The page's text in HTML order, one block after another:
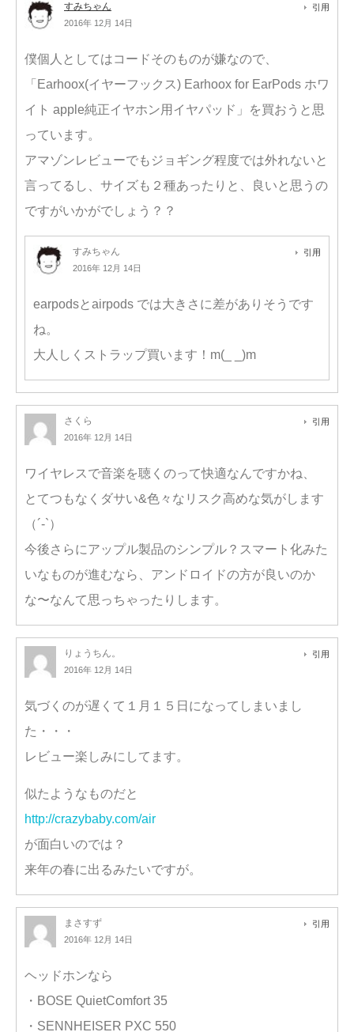
すみちゃん
2016年 12月 14日
引用
僕個人としてはコードそのものが嫌なので、
「Earhoox(イヤーフックス) Earhoox for EarPods ホワ
イト apple純正イヤホン用イヤパッド」を買おうと思
っています。
アマゾンレビューでもジョギング程度では外れないと
言ってるし、サイズも２種あったりと、良いと思うの
ですがいかがでしょう？？
すみちゃん
2016年 12月 14日
引用
earpodsとairpods では大きさに差がありそうです
ね。
大人しくストラップ買います！m(_ _)m
さくら
2016年 12月 14日
引用
ワイヤレスで音楽を聴くのって快適なんですかね、
とてつもなくダサい&色々なリスク高めな気がします
（´-`）
今後さらにアップル製品のシンプル？スマート化みた
いなものが進むなら、アンドロイドの方が良いのか
な〜なんて思っちゃったりします。
りょうちん。
2016年 12月 14日
引用
気づくのが遅くて１月１５日になってしまいまし
た・・・
レビュー楽しみにしてます。
似たようなものだと
http://crazybaby.com/air
が面白いのでは？
来年の春に出るみたいですが。
まさすず
2016年 12月 14日
引用
ヘッドホンなら
・BOSE QuietComfort 35
・SENNHEISER PXC 550